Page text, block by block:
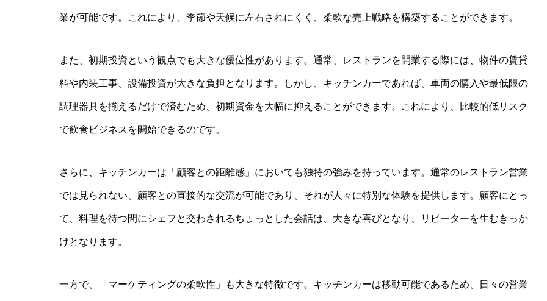
業が可能です。これにより、季節や天候に左右されにくく、柔軟な売上戦略を構築することができます。
また、初期投資という観点でも大きな優位性があります。通常、レストランを開業する際には、物件の賃貸
料や内装工事、設備投資が大きな負担となります。しかし、キッチンカーであれば、車両の購入や最低限の
調理器具を揃えるだけで済むため、初期資金を大幅に抑えることができます。これにより、比較的低リスク
で飲食ビジネスを開始できるのです。
さらに、キッチンカーは「顧客との距離感」においても独特の強みを持っています。通常のレストラン営業
では見られない、顧客との直接的な交流が可能であり、それが人々に特別な体験を提供します。顧客にとっ
て、料理を待つ間にシェフと交わされるちょっとした会話は、大きな喜びとなり、リピーターを生むきっか
けとなります。
一方で、「マーケティングの柔軟性」も大きな特徴です。キッチンカーは移動可能であるため、日々の営業